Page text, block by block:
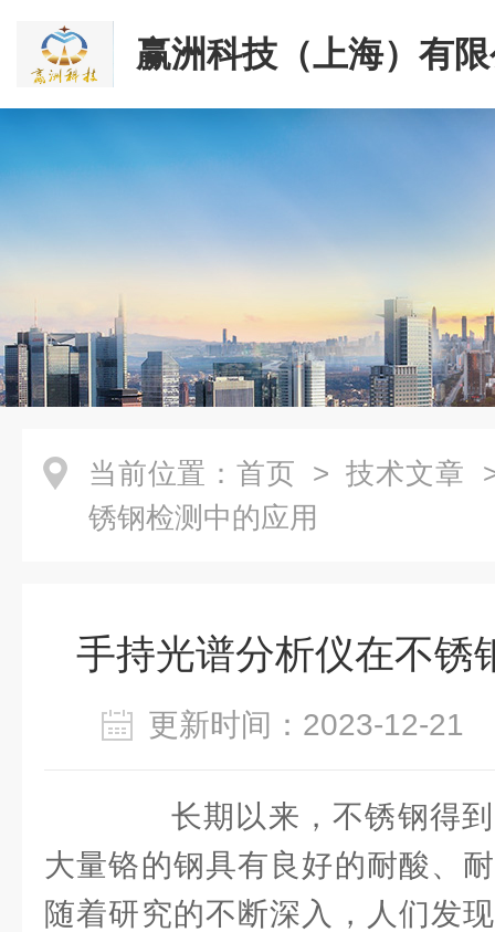
赢洲科技（上海）有
当前位置： 首页 > 技术文章
锈钢检测中的应用
手持光谱分析仪在不锈
更新时间：2023-12-
长期以来，不锈钢得到
大量铬的钢具有良好的耐酸、
随着研究的不断深入，人们发